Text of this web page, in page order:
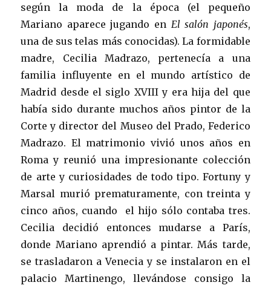
según la moda de la época (el pequeño
Mariano aparece jugando en El salón japonés,
una de sus telas más conocidas). La formidable
madre, Cecilia Madrazo, pertenecía a una
familia influyente en el mundo artístico de
Madrid desde el siglo XVIII y era hija del que
había sido durante muchos años pintor de la
Corte y director del Museo del Prado, Federico
Madrazo. El matrimonio vivió unos años en
Roma y reunió una impresionante colección
de arte y curiosidades de todo tipo. Fortuny y
Marsal murió prematuramente, con treinta y
cinco años, cuando el hijo sólo contaba tres.
Cecilia decidió entonces mudarse a París,
donde Mariano aprendió a pintar. Más tarde,
se trasladaron a Venecia y se instalaron en el
palacio Martinengo, llevándose consigo la